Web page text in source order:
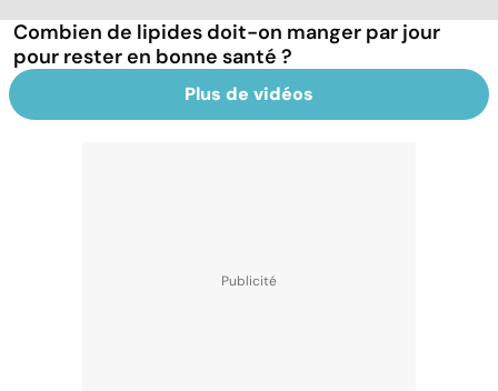
Combien de lipides doit-on manger par jour
pour rester en bonne santé ?
Plus de vidéos